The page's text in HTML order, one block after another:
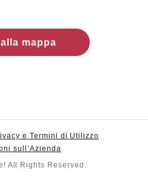
mappa
e Termini di Utilizzo
sull’Azienda
All Rights Reserved.